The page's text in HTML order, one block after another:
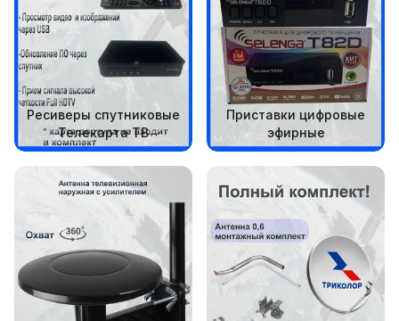
Ресиверы спутниковые
Телекарта ТВ
Приставки цифровые
эфирные